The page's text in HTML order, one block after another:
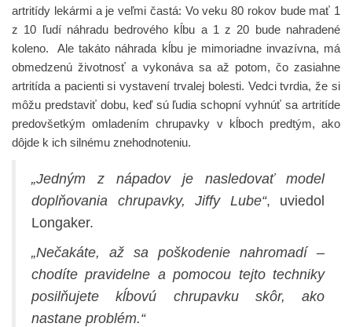
artritídy lekármi a je veľmi častá: Vo veku 80 rokov bude mať 1
z 10 ľudí náhradu bedrového kĺbu a 1 z 20 bude nahradené
koleno. Ale takáto náhrada kĺbu je mimoriadne invazívna, má
obmedzenú životnosť a vykonáva sa až potom, čo zasiahne
artritída a pacienti si vystavení trvalej bolesti. Vedci tvrdia, že si
môžu predstaviť dobu, keď sú ľudia schopní vyhnúť sa artritíde
predovšetkým omladením chrupavky v kĺboch ​​predtým, ako
dôjde k ich silnému znehodnoteniu.
„Jedným z nápadov je nasledovať model
doplňovania chrupavky, Jiffy Lube“, uviedol
Longaker.
„Nečakáte, až sa poškodenie nahromadí –
chodíte pravidelne a pomocou tejto techniky
posilňujete kĺbovú chrupavku skôr, ako
nastane problém.“